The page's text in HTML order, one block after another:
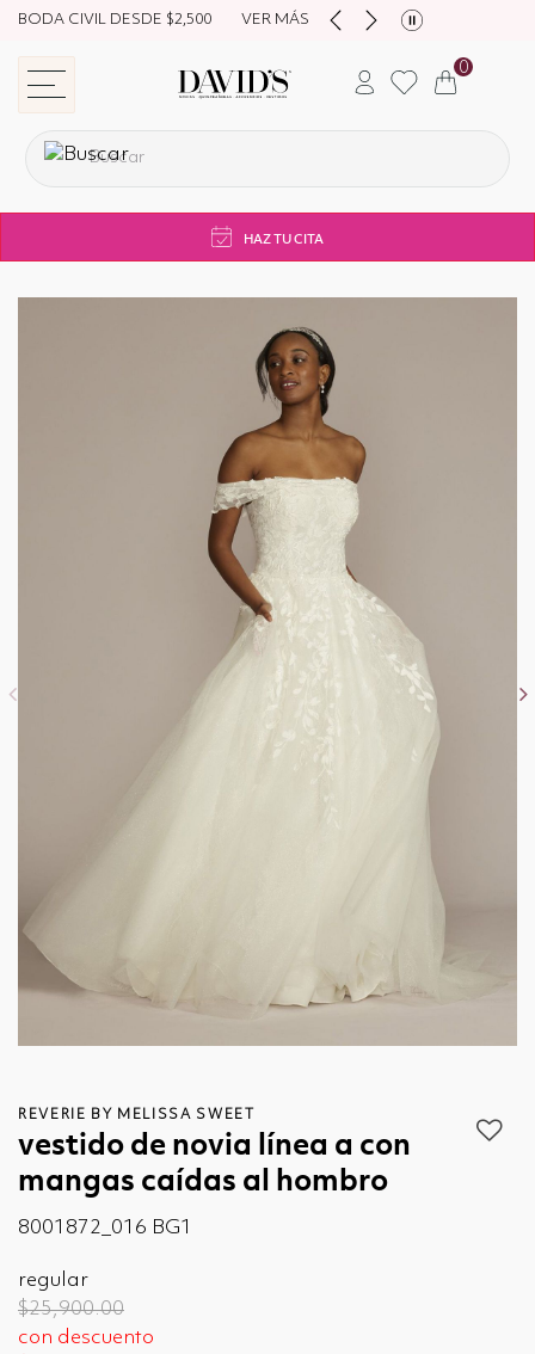
BODA CIVIL DESDE $2,500 VER MÁS
store navigation
0
HAZ TU CITA
REVERIE BY MELISSA SWEET
vestido de novia línea a con
mangas caídas al hombro
8001872_016 BG1
regular
Price reduced from
$25,900.00to
con descuento